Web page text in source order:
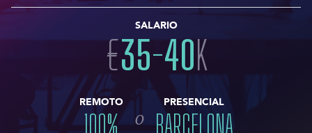
SALARIO
€35-40K
REMOTO
100% o
PRESENCIAL
BARCELONA